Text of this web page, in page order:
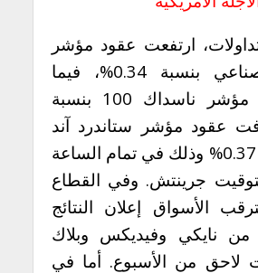
ارتفعت عقود مؤشر
داو جونز الصناعي بنسبة 0.34%، فيما
صعدت عقود مؤشر ناسداك 100 بنسبة
عقود مؤشر ستاندرد آند
بورز 500 نحو 0.37% وذلك في تمام الساعة
بتوقيت جرينتش. وفي القطاع
الأسواق إعلان النتائج
من نايكي وفيديكس وبلاك
من الأسبوع. أما في